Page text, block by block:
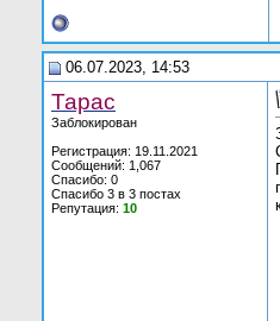
06.07.2023, 14:53
Тарас
Заблокирован
Регистрация: 19.11.2021
Сообщений: 1,067
Спасибо: 0
Спасибо 3 в 3 постах
Репутация: 10